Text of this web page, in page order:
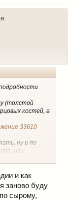
(толстой
костей, а
33610
ну и по
швы,
и как
заново буду
сырому,